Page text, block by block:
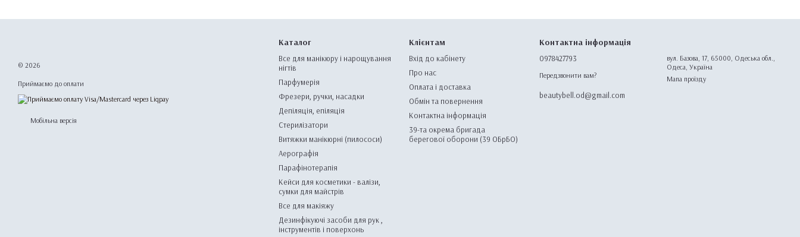
© 2026
Приймаємо до оплати
Мобільна версія
Каталог
Все для манікюру і нарощування
нігтів
Парфумерія
Фрезери, ручки, насадки
Депіляція, епіляція
Стерилізатори
Витяжки манікюрні (пилососи)
Аерографія
Парафінотерапія
Кейси для косметики - валізи,
сумки для майстрів
Все для макіяжу
Дезинфікуючі засоби для рук ,
інструментів і поверхонь
Клієнтам
Вхід до кабінету
Про нас
Оплата і доставка
Обмін та повернення
Контактна інформація
39-та окрема бригада
берегової оборони (39 ОБрБО)
Контактна інформація
0978427793
Передзвонити вам?
beautybell.od@gmail.com
вул. Базова, 17, 65000, Одеська обл.,
Одеса, Україна
Мапа проїзду